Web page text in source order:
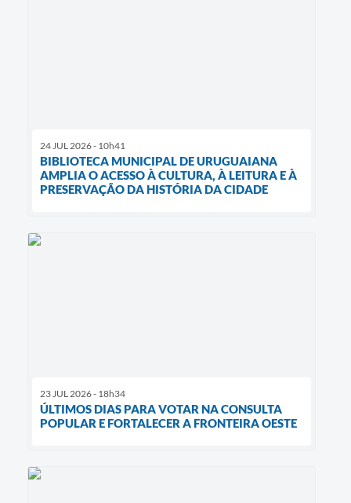
24 JUL 2026 - 10h41
BIBLIOTECA MUNICIPAL DE URUGUAIANA
AMPLIA O ACESSO À CULTURA, À LEITURA E À
PRESERVAÇÃO DA HISTÓRIA DA CIDADE
23 JUL 2026 - 18h34
ÚLTIMOS DIAS PARA VOTAR NA CONSULTA
POPULAR E FORTALECER A FRONTEIRA OESTE